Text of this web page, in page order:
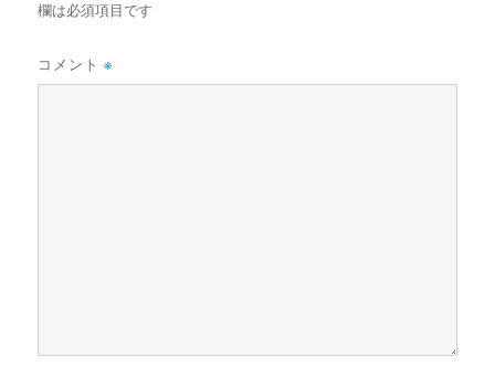
欄は必須項目です
コメント※